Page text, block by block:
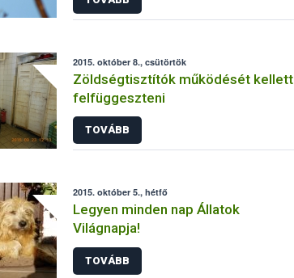
2015. október 8., csütörtök
Zöldségtisztítók működését kellett
felfüggeszteni
TOVÁBB
2015. október 5., hétfő
Legyen minden nap Állatok
Világnapja!
TOVÁBB